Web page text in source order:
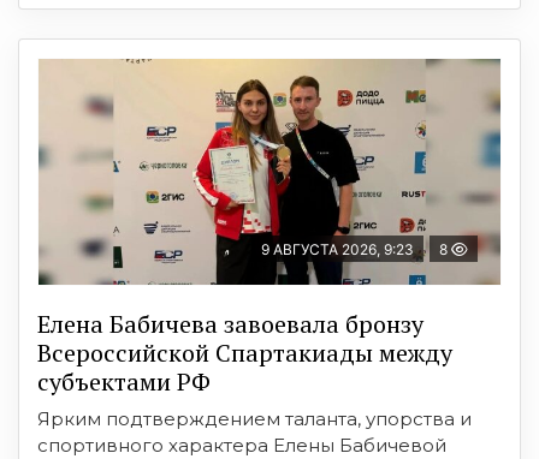
9 АВГУСТА 2026, 9:23 8
Елена Бабичева завоевала бронзу
Всероссийской Спартакиады между
субъектами РФ
Ярким подтверждением таланта, упорства и
спортивного характера Елены Бабичевой